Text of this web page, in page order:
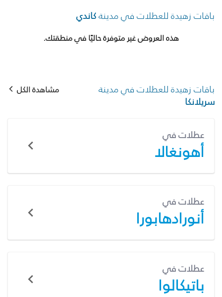
باقات زهيدة للعطلات في مدينةكاندي
هذه العروض غير متوفرة حاليًا في منطقتك.
باقات زهيدة للعطلات في مدينة
سريلانكا
مشاهدة الكل
عطلات في
أهونغالا
عطلات في
أنورادهابورا
عطلات في
باتيكالوا